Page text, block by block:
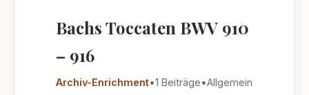
Bachs Toccaten BWV 910
– 916
Archiv-Enrichment•1 Beiträge•Allgemein